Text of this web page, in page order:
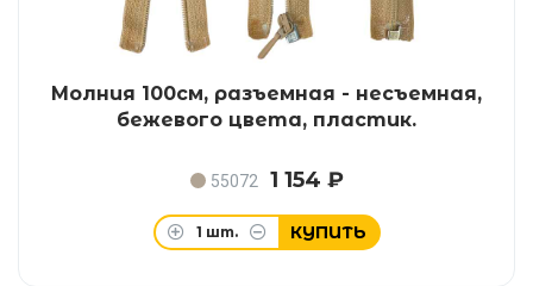
Молния 100см, разъемная - несъемная,
бежевого цвета, пластик.
55072 1 154 ₽
1 шт. КУПИТЬ